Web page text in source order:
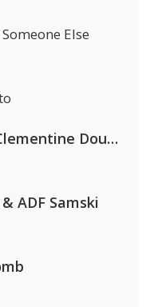
Else
Calvin Harris & Clementine Douglas
ADF Samski